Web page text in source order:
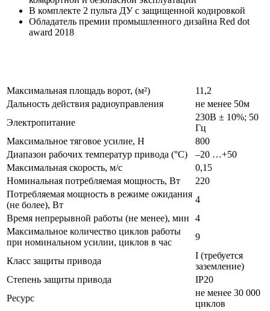
В комплекте 2 пульта ДУ с защищенной кодировкой
Обладатель премии промышленного дизайна Red dot
award 2018
Максимальная площадь ворот, (м²)
11,2
Дальность действия радиоуправления
не менее 50м
Электропитание
230B ± 10%; 50
Гц
Максимальное тяговое усилие, Н
800
Диапазон рабочих температур привода (°С)
–20 …+50
Максимальная скорость, м/с
0,15
Номинальная потребляемая мощность, Вт
220
Потребляемая мощность в режиме ожидания
(не более), Вт
4
Время непрерывной работы (не менее), мин
4
Максимальное количество циклов работы
при номинальном усилии, циклов в час
9
Класс защиты привода
I (требуется
заземление)
Степень защиты привода
IP20
Ресурс
не менее 30 000
циклов